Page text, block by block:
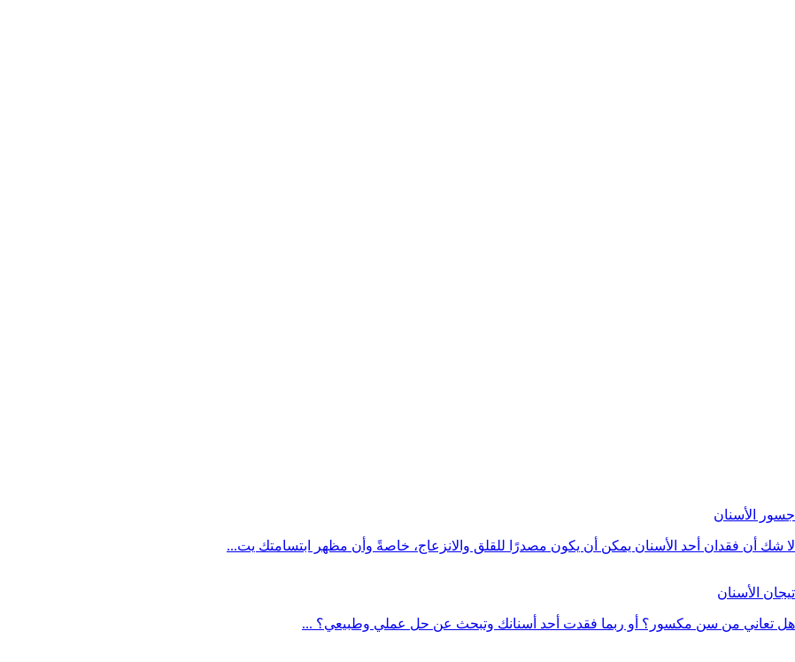
جسور الأسنان
لا شك أن فقدان أحد الأسنان يمكن أن يكون مصدرًا للقلق والانزعاج، خاصةً وأن مظهر ابتسامتك يت...
تيجان الأسنان
هل تعاني من سن مكسور؟ أو ربما فقدت أحد أسنانك وتبحث عن حل عملي وطبيعي؟ ...